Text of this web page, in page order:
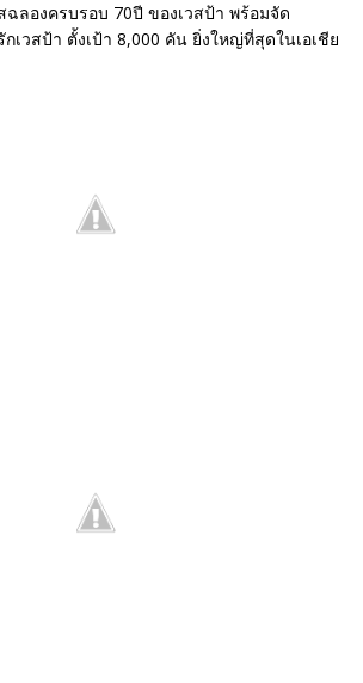
ฉลองครบรอบ 70ปี ของเวสป้า พร้อมจัด
เวสป้า ตั้งเป้า 8,000 คัน ยิ่งใหญ่ที่สุดในเอเชีย